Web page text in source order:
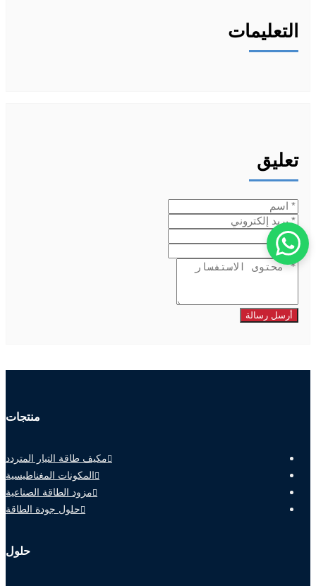
التعليمات
تعليق
أرسل رسالة
منتجات
مكيف طاقة التيار المتردد
المكونات المغناطيسية
مزود الطاقة الصناعية
حلول جودة الطاقة
حلول